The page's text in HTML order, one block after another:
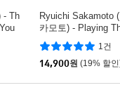
- Th
Ryuichi Sakamoto
카모토) - Playing
tra 2013
1건
14,900원 (19% 할